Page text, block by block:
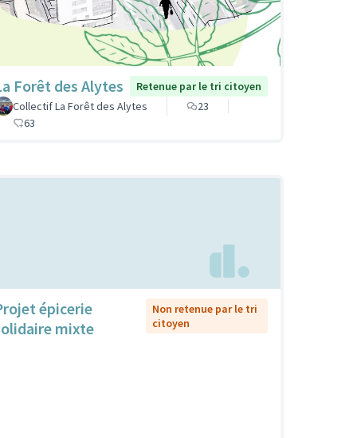
Forêt des Alytes
Retenue par le tri citoyen
Collectif La Forêt des Alytes
23
63
épicerie
mixte
Non retenue par le tri
citoyen